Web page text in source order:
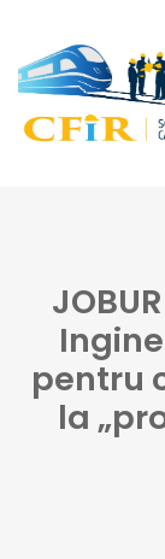
pentru
la